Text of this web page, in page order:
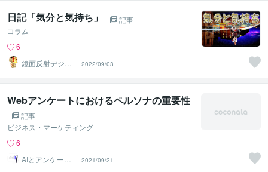
日記「気分と気持ち」
記事
コラム
6
鏡面反射デジタ
ルアート製作所
（鈴木穣）
2022/09/03
Webアンケートにおけるペルソナの重要性
記事
ビジネス・マーケティング
6
AIとアンケート
収集のプロ
2021/09/21